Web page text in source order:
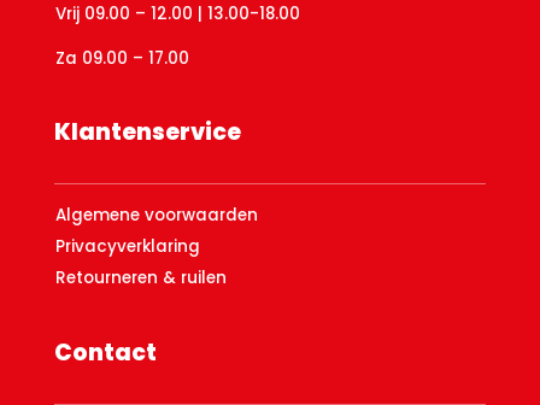
Vrij 09.00 – 12.00 | 13.00-18.00
Za 09.00 – 17.00
Klantenservice
Algemene voorwaarden
Privacyverklaring
Retourneren & ruilen
Contact